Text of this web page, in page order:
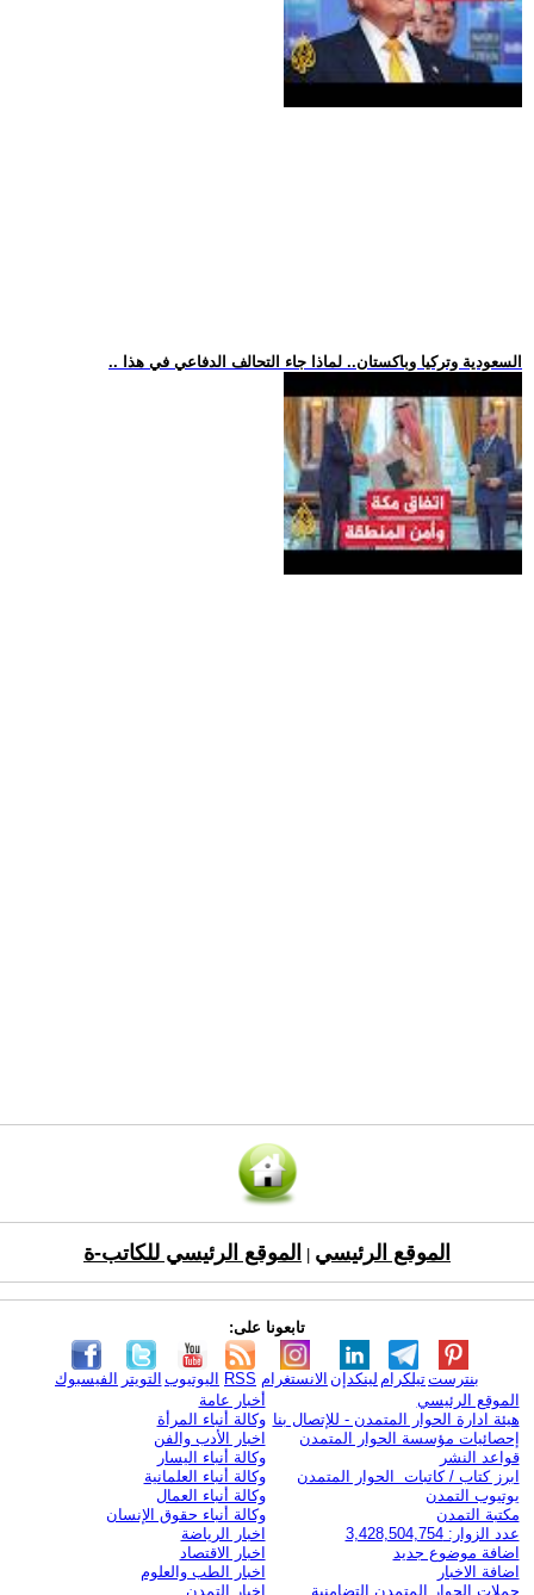
.. السعودية وتركيا وباكستان.. لماذا جاء التحالف الدفاعي في هذا
الموقع الرئيسي الموقع الرئيسي للكاتب-ة
تابعونا على:
الفيسبوك التويتر اليوتيوب RSS الانستغرام لينكدإن تيلكرامبنترست
الموقع الرئيسي
هيئة ادارة الحوار المتمدن - للإتصال بنا
إحصائيات مؤسسة الحوار المتمدن
قواعد النشر
ابرز كتاب / كاتبات الحوار المتمدن
يوتيوب التمدن
مكتبة التمدن
عدد الزوار: 3,428,504,754
اضافة موضوع جديد
اضافة الاخبار
حملات الحوار المتمدن التضامنية
أخبار عامة
وكالة أنباء المرأة
اخبار الأدب والفن
وكالة أنباء اليسار
وكالة أنباء العلمانية
وكالة أنباء العمال
وكالة أنباء حقوق الإنسان
اخبار الرياضة
اخبار الاقتصاد
اخبار الطب والعلوم
اخبار التمدن